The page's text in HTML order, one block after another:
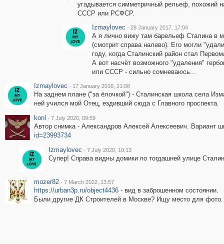
угадывается симметричный рельеф, похожий
СССР или РСФСР.
Izmaylovec · 28 January 2017, 17:04
А я лично вижу там барельеф Сталина в
(смотрит справа налево). Его могли
году, когда Сталинский район стал
А вот насчёт возможного "удаления"
или СССР - сильно сомневаюсь...
Izmaylovec · 17 January 2016, 21:08
На заднем плане ("за ёлочкой") - Сталинская школа села
ней учился мой Отец, ездивший сюда с Главного проспекта.
konl · 7 July 2020, 09:59
Автор снимка - Александров Алексей Алексеевич. Вариант
id=23993734
Izmaylovec · 7 July 2020, 10:13
Супер! Справа видны домики по тогдашней улице
mozer82 · 7 March 2022, 13:57
https://urban3p.ru/object4436- вид в заброшенном состоянии.
Были другие ДК Строителей в Москве? Ищу место для